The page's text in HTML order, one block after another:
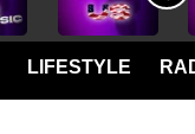
LIFESTYLE